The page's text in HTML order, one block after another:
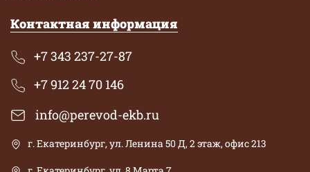
Контактная информация
+7 343 237-27-87
+7 912 24 70 146
info@perevod-ekb.ru
г. Екатеринбург, ул. Ленина 50 Д, 2 этаж, офис 213